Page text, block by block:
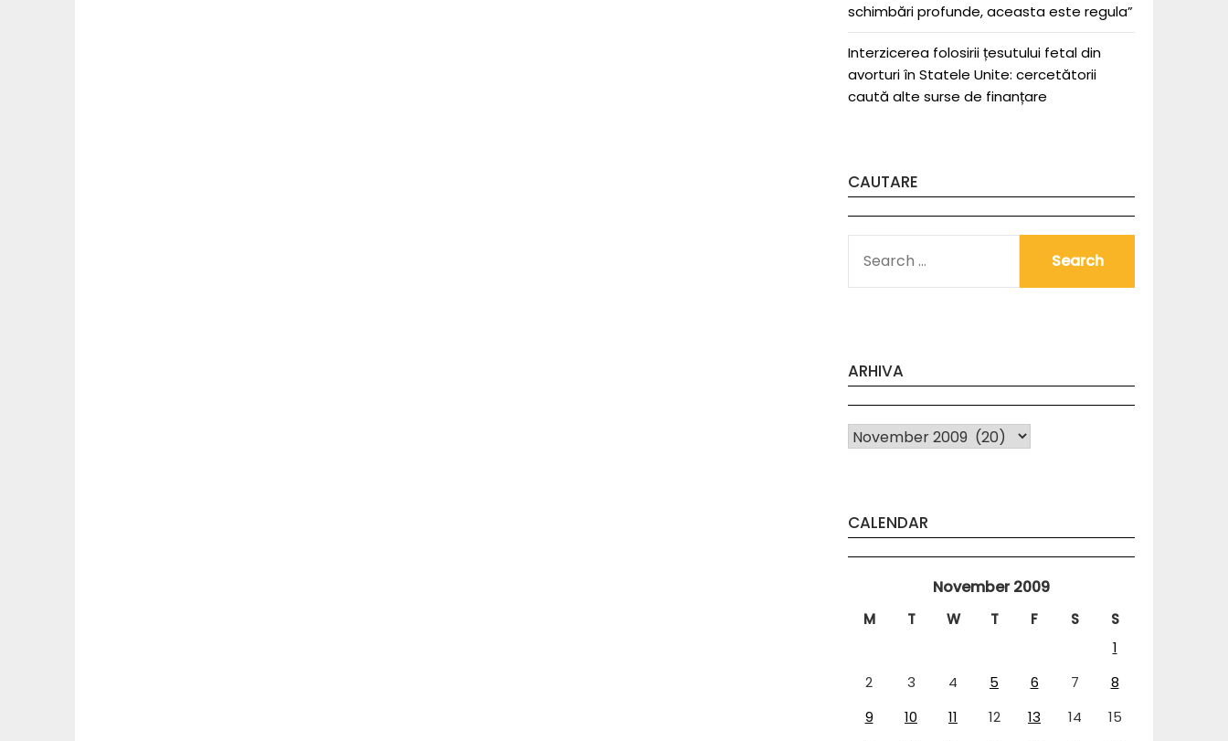
schimbări profunde, aceasta este regula”
Interzicerea folosirii țesutului fetal din
avorturi în Statele Unite: cercetătorii
caută alte surse de finanțare
CAUTARE
FOR:
ARHIVA
Arhiva
CALENDAR
November 2009
M T W T F S
S
1
2
3 4 5 6 7
8
9
10 11 12 13 14
15